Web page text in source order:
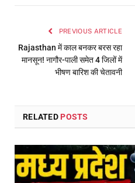
PREVIOUS ARTICLE
Rajasthan में काल बनकर बरस रहा
मानसून! नागौर-पाली समेत 4 जिलों में
भीषण बारिश की चेतावनी
RELATED POSTS